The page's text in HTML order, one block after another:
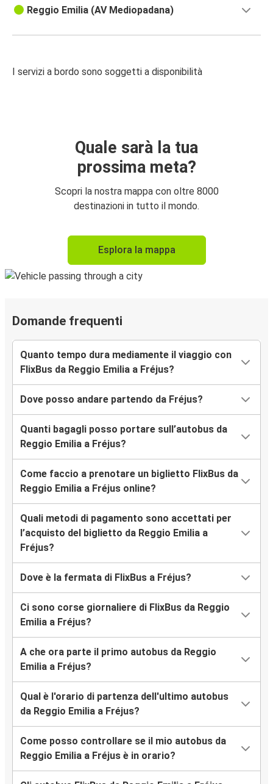
Reggio Emilia (AV Mediopadana)
I servizi a bordo sono soggetti a disponibilità
Quale sarà la tua
prossima meta?
Scopri la nostra mappa con oltre 8000
destinazioni in tutto il mondo.
Esplora la mappa
Domande frequenti
Quanto tempo dura mediamente il viaggio con
FlixBus da Reggio Emilia a Fréjus?
Dove posso andare partendo da Fréjus?
Quanti bagagli posso portare sull’autobus da
Reggio Emilia a Fréjus?
Come faccio a prenotare un biglietto FlixBus da
Reggio Emilia a Fréjus online?
Quali metodi di pagamento sono accettati per
l’acquisto del biglietto da Reggio Emilia a
Fréjus?
Dove è la fermata di FlixBus a Fréjus?
Ci sono corse giornaliere di FlixBus da Reggio
Emilia a Fréjus?
A che ora parte il primo autobus da Reggio
Emilia a Fréjus?
Qual è l'orario di partenza dell'ultimo autobus
da Reggio Emilia a Fréjus?
Come posso controllare se il mio autobus da
Reggio Emilia a Fréjus è in orario?